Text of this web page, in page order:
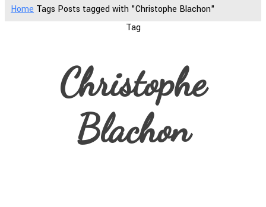
Home Tags Posts tagged with "Christophe Blachon"
Tag
Christophe
Blachon